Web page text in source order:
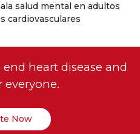
salud mental en adultos
cardiovasculares
heart disease and
everyone.
Now